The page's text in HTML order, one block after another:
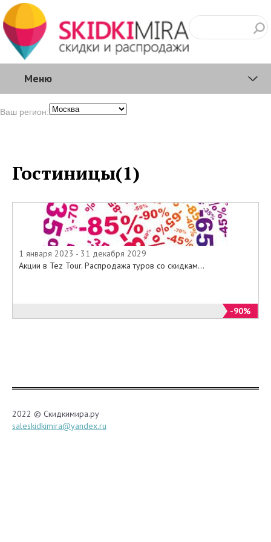
Меню
Ваш регион:
Гостиницы(1)
1 января 2023 - 31 декабря 2029
Акции в Tez Tour. Распродажа туров со скидкам...
-90%
2022 © Скидкимира.ру
saleskidkimira@yandex.ru